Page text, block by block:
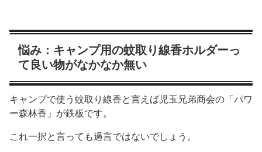
悩み：キャンプ用の蚊取り線香ホルダーっ
て良い物がなかなか無い
キャンプで使う蚊取り線香と言えば児玉兄弟商会の「パワ
ー森林香」が鉄板です。
これ一択と言っても過言ではないでしょう。